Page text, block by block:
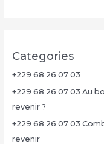
Categories
+229 68 26 07 03
+229 68 26 07 03 Au
revenir ?
+229 68 26 07 03
revenir